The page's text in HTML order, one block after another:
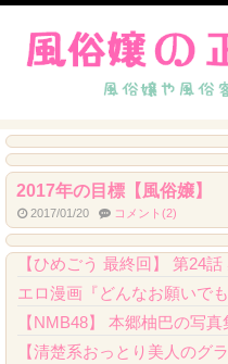
2017年の目標【風俗嬢】
2017/01/20 コメント(2)
【ニューヨーク】夫の股間
【NMB48】 本郷柚巴の写